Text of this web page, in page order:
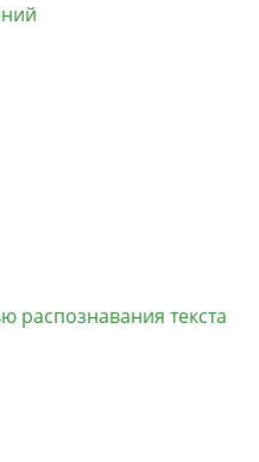
текста